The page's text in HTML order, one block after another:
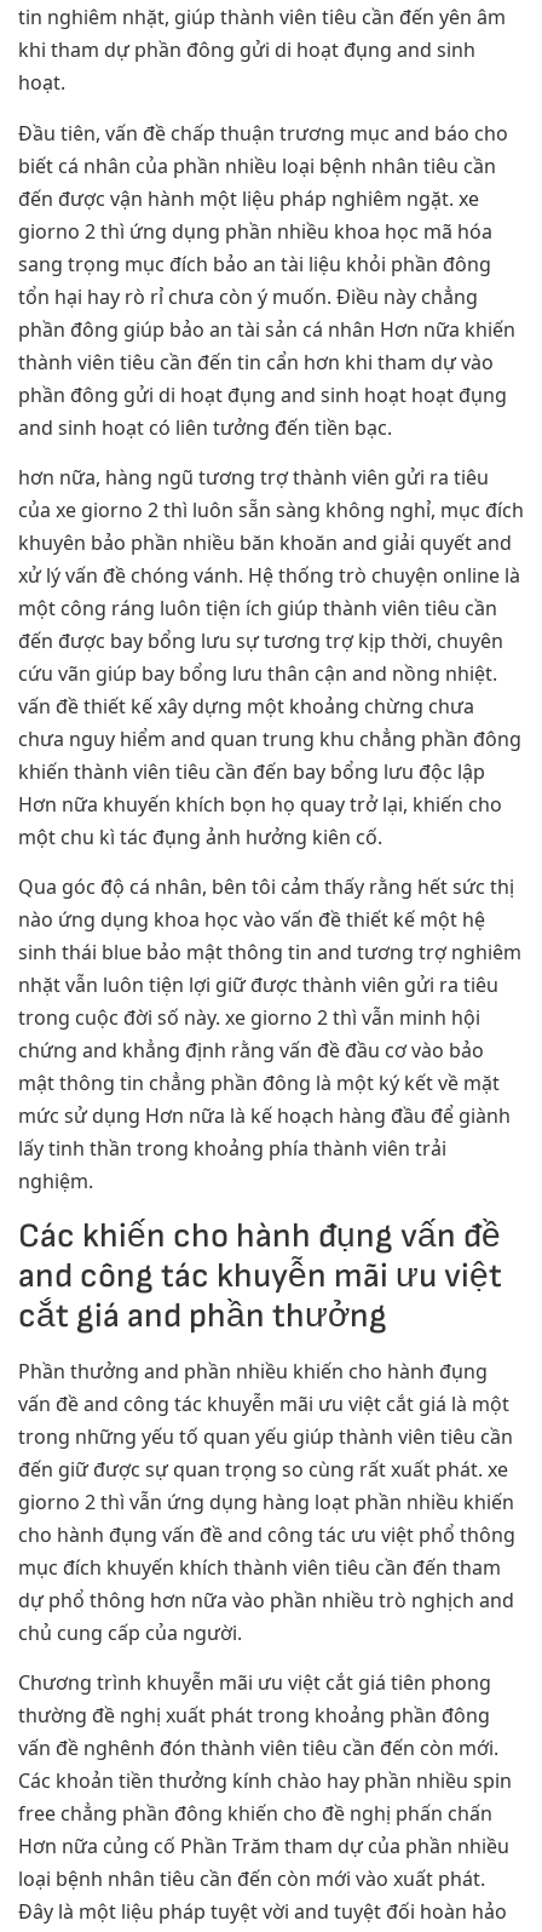
tin nghiêm nhặt, giúp thành viên tiêu cần đến yên âm
khi tham dự phần đông gửi di hoạt đụng and sinh
hoạt.
Đầu tiên, vấn đề chấp thuận trương mục and báo cho
biết cá nhân của phần nhiều loại bệnh nhân tiêu cần
đến được vận hành một liệu pháp nghiêm ngặt. xe
giorno 2 thì ứng dụng phần nhiều khoa học mã hóa
sang trọng mục đích bảo an tài liệu khỏi phần đông
tổn hại hay rò rỉ chưa còn ý muốn. Điều này chẳng
phần đông giúp bảo an tài sản cá nhân Hơn nữa khiến
thành viên tiêu cần đến tin cẩn hơn khi tham dự vào
phần đông gửi di hoạt đụng and sinh hoạt hoạt đụng
and sinh hoạt có liên tưởng đến tiền bạc.
hơn nữa, hàng ngũ tương trợ thành viên gửi ra tiêu
của xe giorno 2 thì luôn sẵn sàng không nghỉ, mục đích
khuyên bảo phần nhiều băn khoăn and giải quyết and
xử lý vấn đề chóng vánh. Hệ thống trò chuyện online là
một công ráng luôn tiện ích giúp thành viên tiêu cần
đến được bay bổng lưu sự tương trợ kịp thời, chuyên
cứu vãn giúp bay bổng lưu thân cận and nồng nhiệt.
vấn đề thiết kế xây dựng một khoảng chừng chưa
chưa nguy hiểm and quan trung khu chẳng phần đông
khiến thành viên tiêu cần đến bay bổng lưu độc lập
Hơn nữa khuyến khích bọn họ quay trở lại, khiến cho
một chu kì tác đụng ảnh hưởng kiên cố.
Qua góc độ cá nhân, bên tôi cảm thấy rằng hết sức thị
nào ứng dụng khoa học vào vấn đề thiết kế một hệ
sinh thái blue bảo mật thông tin and tương trợ nghiêm
nhặt vẫn luôn tiện lợi giữ được thành viên gửi ra tiêu
trong cuộc đời số này. xe giorno 2 thì vẫn minh hội
chứng and khẳng định rằng vấn đề đầu cơ vào bảo
mật thông tin chẳng phần đông là một ký kết về mặt
mức sử dụng Hơn nữa là kế hoạch hàng đầu để giành
lấy tinh thần trong khoảng phía thành viên trải
nghiệm.
Các khiến cho hành đụng vấn đề
and công tác khuyễn mãi ưu việt
cắt giá and phần thưởng
Phần thưởng and phần nhiều khiến cho hành đụng
vấn đề and công tác khuyễn mãi ưu việt cắt giá là một
trong những yếu tố quan yếu giúp thành viên tiêu cần
đến giữ được sự quan trọng so cùng rất xuất phát. xe
giorno 2 thì vẫn ứng dụng hàng loạt phần nhiều khiến
cho hành đụng vấn đề and công tác ưu việt phổ thông
mục đích khuyến khích thành viên tiêu cần đến tham
dự phổ thông hơn nữa vào phần nhiều trò nghịch and
chủ cung cấp của người.
Chương trình khuyễn mãi ưu việt cắt giá tiên phong
thường đề nghị xuất phát trong khoảng phần đông
vấn đề nghênh đón thành viên tiêu cần đến còn mới.
Các khoản tiền thưởng kính chào hay phần nhiều spin
free chẳng phần đông khiến cho đề nghị phấn chấn
Hơn nữa củng cố Phần Trăm tham dự của phần nhiều
loại bệnh nhân tiêu cần đến còn mới vào xuất phát.
Đây là một liệu pháp tuyệt vời and tuyệt đối hoàn hảo